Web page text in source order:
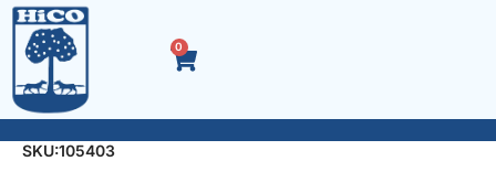
0
LLAVE ALLEN 11.0 mm.
SKU:105403